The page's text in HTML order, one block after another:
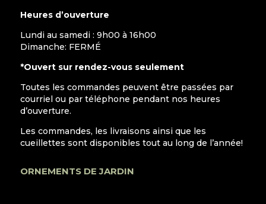
Heures d’ouverture
Lundi au samedi : 9h00 à 16h00
Dimanche: FERMÉ
*Ouvert sur rendez-vous seulement
Toutes les commandes peuvent être passées par
courriel ou par téléphone pendant nos heures
d’ouverture.
Les commandes, les livraisons ainsi que les
cueillettes sont disponibles tout au long de l’année!
ORNEMENTS DE JARDIN